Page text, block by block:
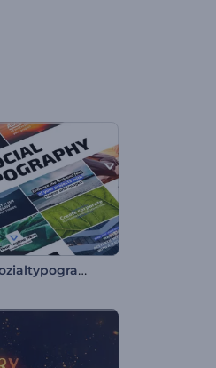
Minimalistische Sozialtypografie